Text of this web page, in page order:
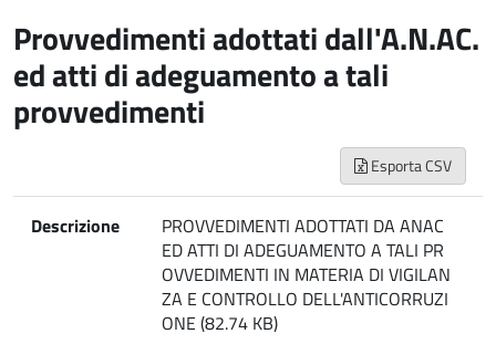
Provvedimenti adottati dall'A.N.AC.
ed atti di adeguamento a tali
provvedimenti
Esporta CSV
Descrizione
PROVVEDIMENTI ADOTTATI DA ANAC
ED ATTI DI ADEGUAMENTO A TALI PR
OVVEDIMENTI IN MATERIA DI VIGILAN
ZA E CONTROLLO DELL'ANTICORRUZI
ONE (82.74 KB)